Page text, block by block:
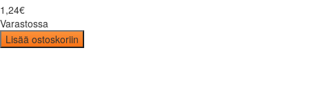
1 ,24€
Varastossa
Lisää ostoskoriin